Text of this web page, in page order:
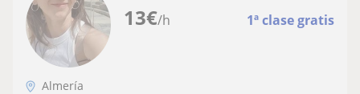
13€/h 1ª clase gratis
Almería